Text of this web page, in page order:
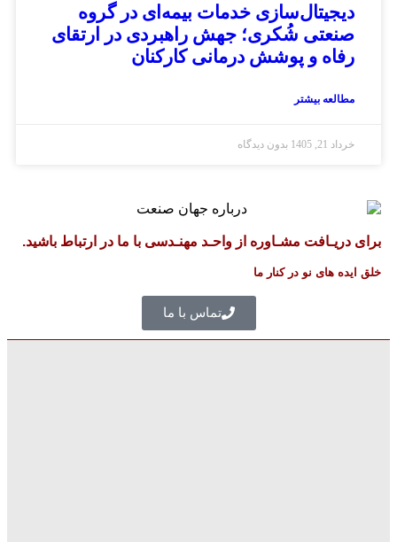
دیجیتال‌سازی خدمات بیمه‌ای در گروه
صنعتی شُکری؛ جهش راهبردی در ارتقای
رفاه و پوشش درمانی کارکنان
مطالعه بیشتر
بدون دیدگاه
مشـاوره از واحـد مهنـدسی با ما در ارتباط باشید.
های نو در کنار ما
تماس با ما